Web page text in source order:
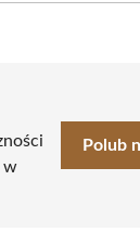
w
Polub